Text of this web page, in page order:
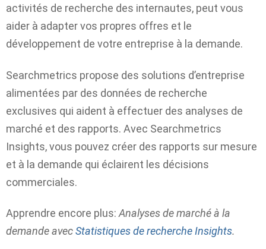
activités de recherche des internautes, peut vous
aider à adapter vos propres offres et le
développement de votre entreprise à la demande.
Searchmetrics propose des solutions d’entreprise
alimentées par des données de recherche
exclusives qui aident à effectuer des analyses de
marché et des rapports. Avec Searchmetrics
Insights, vous pouvez créer des rapports sur mesure
et à la demande qui éclairent les décisions
commerciales.
Apprendre encore plus:Analyses de marché à la
demande avecStatistiques de recherche Insights.